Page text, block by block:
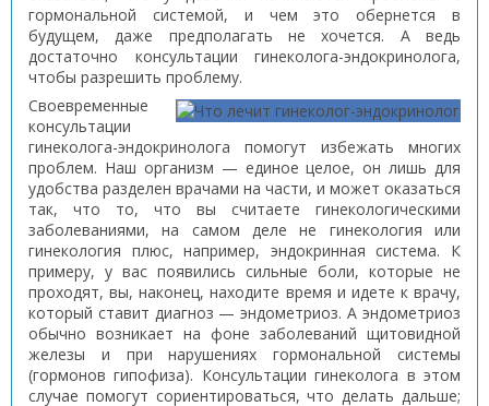
гормональной системой, и чем это обернется в
будущем, даже предполагать не хочется. А ведь
достаточно консультации гинеколога-эндокринолога,
чтобы разрешить проблему.
Своевременные
консультации
гинеколога-эндокринолога помогут избежать многих
проблем. Наш организм — единое целое, он лишь для
удобства разделен врачами на части, и может оказаться
так, что то, что вы считаете гинекологическими
заболеваниями, на самом деле не гинекология или
гинекология плюс, например, эндокринная система. К
примеру, у вас появились сильные боли, которые не
проходят, вы, наконец, находите время и идете к врачу,
который ставит диагноз — эндометриоз. А эндометриоз
обычно возникает на фоне заболеваний щитовидной
железы и при нарушениях гормональной системы
(гормонов гипофиза). Консультации гинеколога в этом
случае помогут сориентироваться, что делать дальше;